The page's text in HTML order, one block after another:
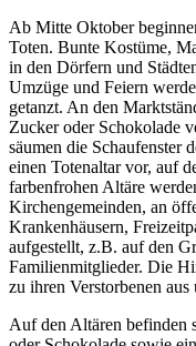
Ab Mitte Oktober
Toten. Bunte Kostüme,
in den Dörfern und
Umzüge und Feiern
getanzt. An den
Zucker oder Schokolade
säumen die Schaufenster
einen Totenaltar vor, auf
farbenfrohen Altäre
Kirchengemeinden, an
Krankenhäusern,
aufgestellt, z.B. auf den
Familienmitglieder. Die
zu ihren Verstorbenen
Auf den Altären befinden